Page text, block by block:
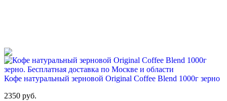
Deluxe 19л + USB помпа
599 руб1 295 руб
Купить
Кофе натуральный зерновой Original Coffee Blend 1000г зерно
2350 руб.